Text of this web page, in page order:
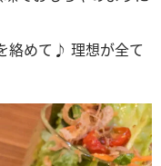
絡めて♪ 理想が全て